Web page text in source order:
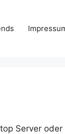
Server